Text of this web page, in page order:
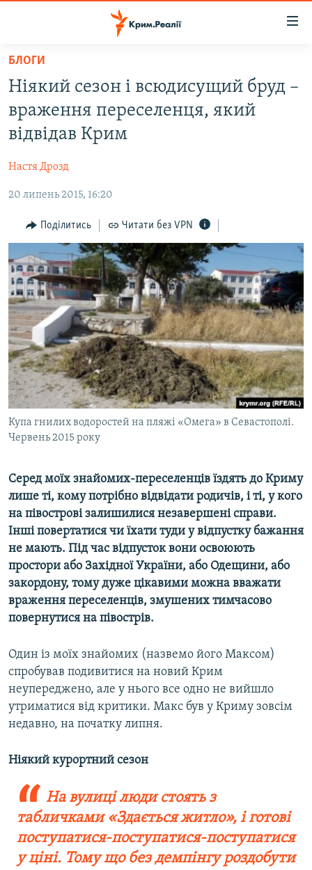
Перейти
основного
матеріалу
Перейти
до
основної
навігації
Перейти
пошуку
ВІДЕО ТА ФОТО
БЛОГИ
ПОГЛЯД
ІНТЕРВ'Ю
ВСЕ ЗА ДЕНЬ
СПЕЦПРОЕКТИ
ДЕПОРТАЦІЯ
ВІДЕОУРОКИ «ELIFBE»
СВІДЧЕННЯ ОКУПАЦІЇ
УКРАЇНСЬКА ПРОБЛЕМА КРИМУ
ІНФОГРАФІКА
ЯК ОБІЙТИ БЛОКУВАННЯ
Русский
Qırımtatar
ДОЛУЧАЙСЯ!
БЛОГИ
Ніякий сезон і всюдисущий бруд –
враження переселенця, який
відвідав Крим
Настя Дрозд
20 липень 2015, 16:20
Поділитись Читати без VPN
Купа гнилих водоростей на пляжі «Омега» в Севастополі.
Червень 2015 року
Серед моїх знайомих-переселенців їздять до Криму
лише ті, кому потрібно відвідати родичів, і ті, у кого
на півострові залишилися незавершені справи.
Інші повертатися чи їхати туди у відпустку бажання
не мають. Під час відпусток вони освоюють
простори або Західної України, або Одещини, або
закордону, тому дуже цікавими можна вважати
враження переселенців, змушених тимчасово
повернутися на півострів.
Один із моїх знайомих (назвемо його Максом)
спробував подивитися на новий Крим
неупереджено, але у нього все одно не вийшло
утриматися від критики. Макс був у Криму зовсім
недавно, на початку липня.
Ніякий курортний сезон
На вулиці люди стоять з
табличками «Здається житло», і готові
поступатися-поступатися-поступатися
у ціні. Тому що без демпінгу роздобути